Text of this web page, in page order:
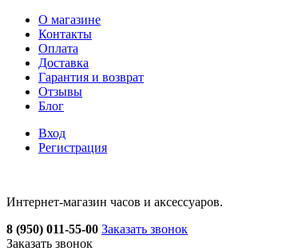
О магазине
Контакты
Оплата
Доставка
Гарантия и возврат
Отзывы
Блог
Вход
Регистрация
Интернет-магазин часов и аксессуаров.
8 (950) 011-55-00 Заказать звонок
Заказать звонок